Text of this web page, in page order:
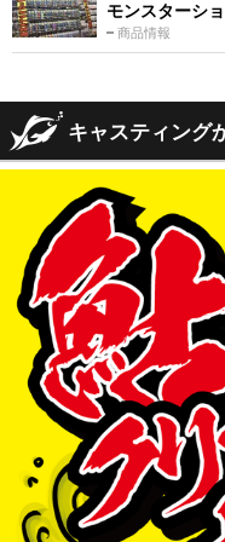
商品情報
モンスターシ
キャスティング